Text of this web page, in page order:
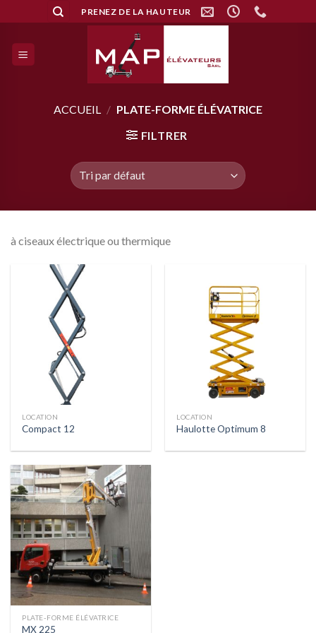
to
content
PRENEZ DE LA HAUTEUR
ACCUEIL / PLATE-FORME ÉLÉVATRICE
FILTRER
à ciseaux électrique ou thermique
LOCATION
Compact 12
LOCATION
Haulotte Optimum 8
PLATE-FORME ÉLÉVATRICE
MX 225